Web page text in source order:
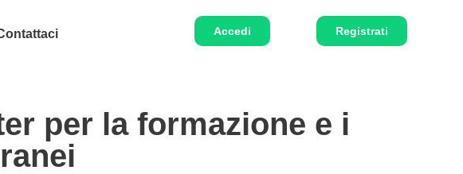
Accedi Registrati
per la formazione e i